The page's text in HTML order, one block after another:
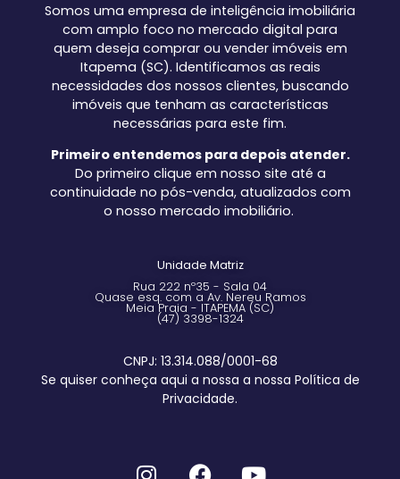
Somos uma empresa de inteligência imobiliária
com amplo foco no mercado digital para
quem deseja comprar ou vender imóveis em
Itapema (SC). Identificamos as reais
necessidades dos nossos clientes, buscando
imóveis que tenham as características
necessárias para este fim.
Primeiro entendemos para depois atender.
Do primeiro clique em nosso site até a
continuidade no pós-venda, atualizados com
o nosso mercado imobiliário.
Unidade Matriz
Rua 222 nº35 - Sala 04
Quase esq. com a Av. Nereu Ramos
Meia Praia - ITAPEMA (SC)
(47) 3398-1324
CNPJ: 13.314.088/0001-68
Se quiser conheça aqui a nossa a nossa Política de
Privacidade.